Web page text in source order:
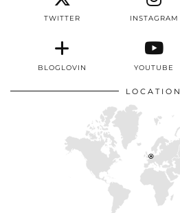
TWITTER INSTAGRAM
BLOGLOVIN YOUTUBE
LOCATION